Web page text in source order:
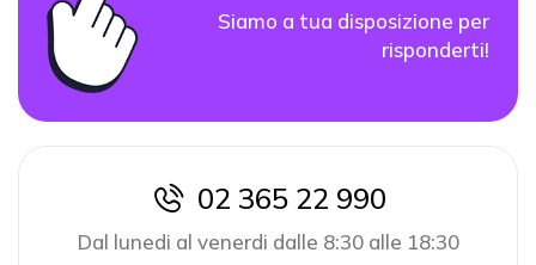
Siamo a tua disposizione per
risponderti!
icon
02 365 22 990
Dal lunedi al venerdi dalle 8:30 alle 18:30